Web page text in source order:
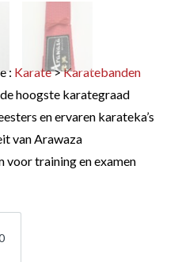
: Karate>Karatebanden
hoogste karategraad
en ervaren karateka’s
van Arawaza
training en examen